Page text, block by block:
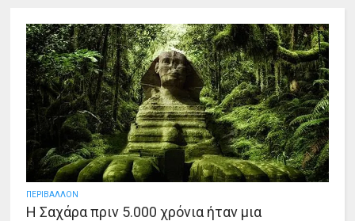
ΠΕΡΙΒΑΛΛΟΝ
Η Σαχάρα πριν 5.000 χρόνια ήταν μια